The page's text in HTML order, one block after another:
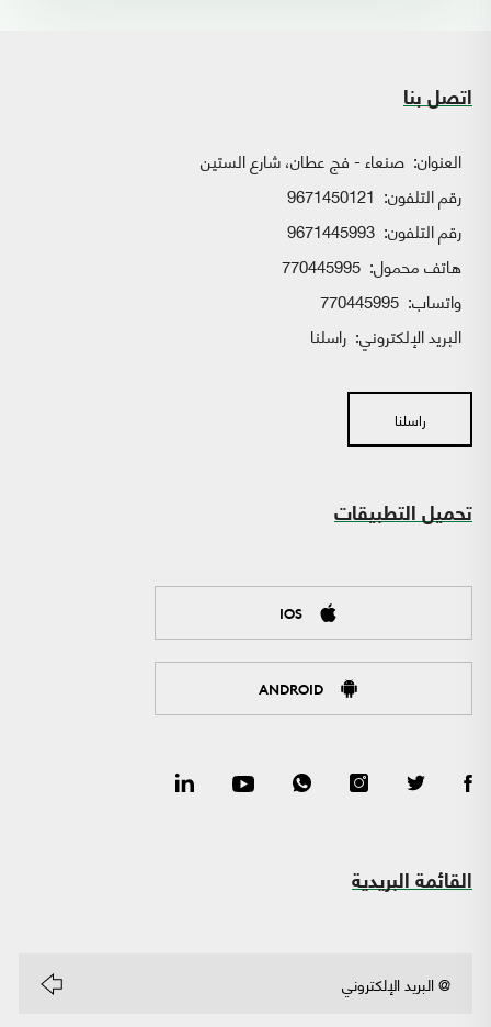
اتصل بنا
العنوان: صنعاء - فج عطان، شارع الستين
رقم التلفون: 9671450121
رقم التلفون: 9671445993
هاتف محمول: 770445995
واتساب:
البريد الإلكتروني: راسلنا
راسلنا
تحميل التطبيقات
IOS
ANDROID
القائمة البريدية